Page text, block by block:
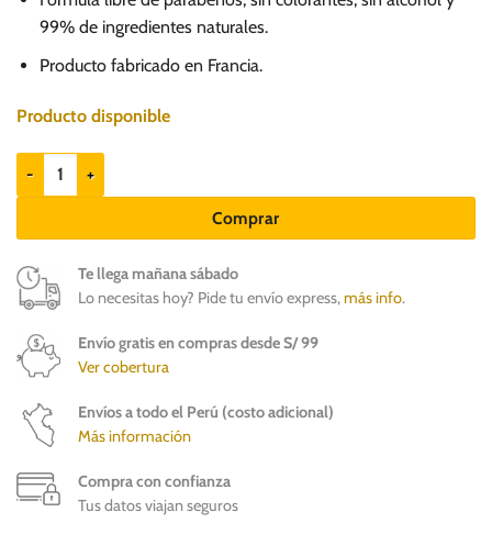
99% de ingredientes naturales.
Producto fabricado en Francia.
Producto disponible
Biogance Cleaning Wipes - Con caléndula orgánica cantidad
Comprar
Te llega mañana sábado
Lo necesitas hoy? Pide tu envío express,más info.
Envío gratis en compras desde S/ 99
Ver cobertura
Envíos a todo el Perú (costo adicional)
Más información
Compra con confianza
Tus datos viajan seguros